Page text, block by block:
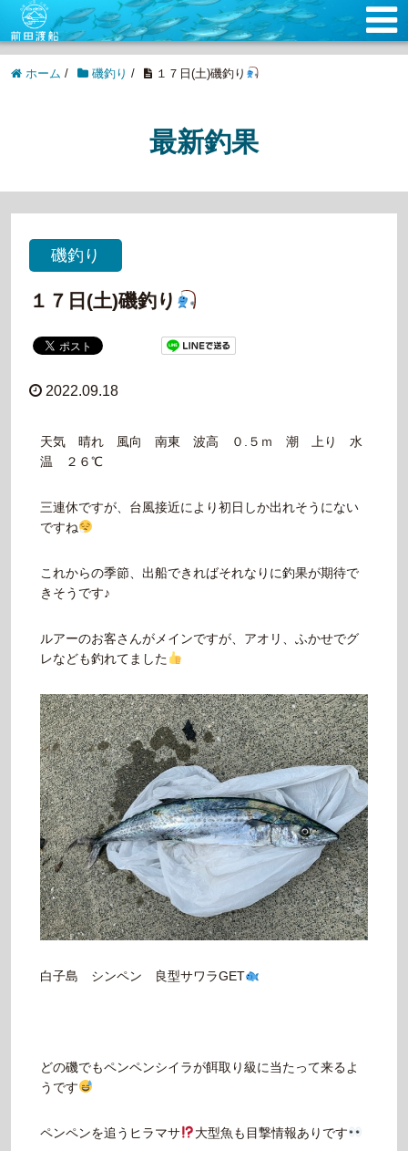
ホーム / 磯釣り / １７日(土)磯釣り
最新釣果
磯釣り
１７日(土)磯釣り
2022.09.18
天気 晴れ 風向 南東 波高 ０.５ｍ 潮 上り 水
温 ２６℃
三連休ですが、台風接近により初日しか出れそうにない
ですね
これからの季節、出船できればそれなりに釣果が期待で
きそうです♪
ルアーのお客さんがメインですが、アオリ、ふかせでグ
レなども釣れてました
白子島 シンペン 良型サワラGET
どの磯でもペンペンシイラが餌取り級に当たって来るよ
うです
ペンペンを追うヒラマサ 大型魚も目撃情報ありです